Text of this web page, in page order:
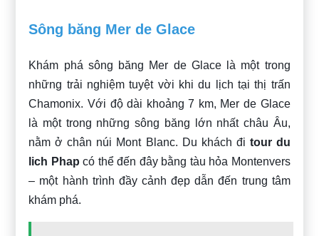
Sông băng Mer de Glace
Khám phá sông băng Mer de Glace là một trong
những trải nghiệm tuyệt vời khi du lịch tại thị trấn
Chamonix. Với độ dài khoảng 7 km, Mer de Glace
là một trong những sông băng lớn nhất châu Âu,
nằm ở chân núi Mont Blanc. Du khách đi tour du
lich Phap có thể đến đây bằng tàu hỏa Montenvers
– một hành trình đầy cảnh đẹp dẫn đến trung tâm
khám phá.